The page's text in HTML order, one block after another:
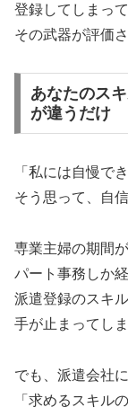
登録してしまっ
その武器が評価
あなたのス
が違うだけ
「私には自慢で
そう思って、自
専業主婦の期間
パート事務しか
派遣登録のスキ
手が止まってし
でも、派遣会社に
「求めるスキル